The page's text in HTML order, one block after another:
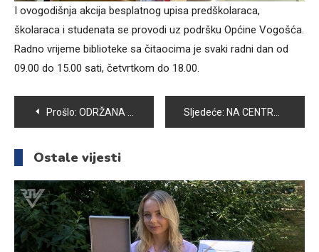
I ovogodišnja akcija besplatnog upisa predškolaraca,
školaraca i studenata se provodi uz podršku Općine Vogošća.
Radno vrijeme biblioteke sa čitaocima je svaki radni dan od
09.00 do 15.00 sati, četvrtkom do 18.00.
Navigacija
članaka
Prošlo: ODRŽANA 28. SJEDNICA OPĆINSKOG VIJEĆA VOGOŠĆA Sljedeće: NA CENTRALNOM SPOMEN-OBILJEŽJU U VOGOŠĆI OBILJEŽENA 31. GODIŠNJICA FORMIRANJA PRVOG KORPUSA ARMIJE REPUBLIKE BIH
Ostale vijesti